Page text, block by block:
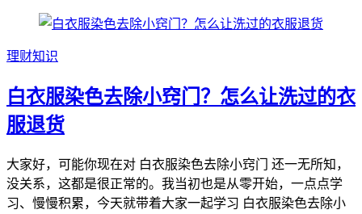
理财知识
白衣服染色去除小窍门？怎么让洗过的衣
服退货
大家好，可能你现在对 白衣服染色去除小窍门 还一无所知，
没关系，这都是很正常的。我当初也是从零开始，一点点学
习、慢慢积累，今天就带着大家一起学习 白衣服染色去除小